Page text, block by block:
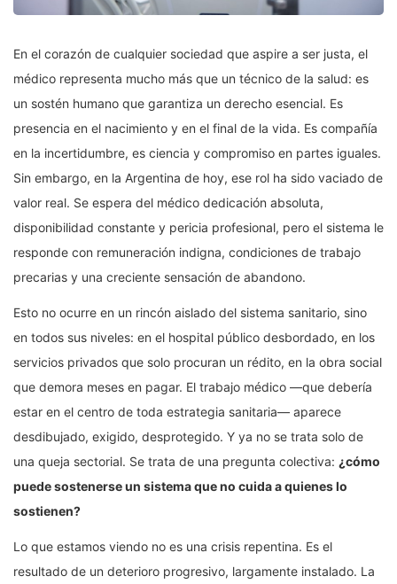
En el corazón de cualquier sociedad que aspire a ser justa, el
médico representa mucho más que un técnico de la salud: es
un sostén humano que garantiza un derecho esencial. Es
presencia en el nacimiento y en el final de la vida. Es compañía
en la incertidumbre, es ciencia y compromiso en partes iguales.
Sin embargo, en la Argentina de hoy, ese rol ha sido vaciado de
valor real. Se espera del médico dedicación absoluta,
disponibilidad constante y pericia profesional, pero el sistema le
responde con remuneración indigna, condiciones de trabajo
precarias y una creciente sensación de abandono.
Esto no ocurre en un rincón aislado del sistema sanitario, sino
en todos sus niveles: en el hospital público desbordado, en los
servicios privados que solo procuran un rédito, en la obra social
que demora meses en pagar. El trabajo médico —que debería
estar en el centro de toda estrategia sanitaria— aparece
desdibujado, exigido, desprotegido. Y ya no se trata solo de
una queja sectorial. Se trata de una pregunta colectiva: ¿cómo
puede sostenerse un sistema que no cuida a quienes lo
sostienen?
Lo que estamos viendo no es una crisis repentina. Es el
resultado de un deterioro progresivo, largamente instalado. La